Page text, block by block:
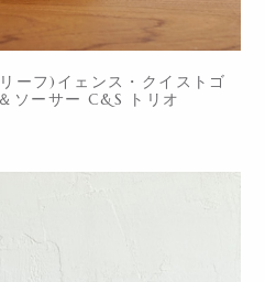
ーフ)イェンス・クイストゴ
ソーサー C&S トリオ